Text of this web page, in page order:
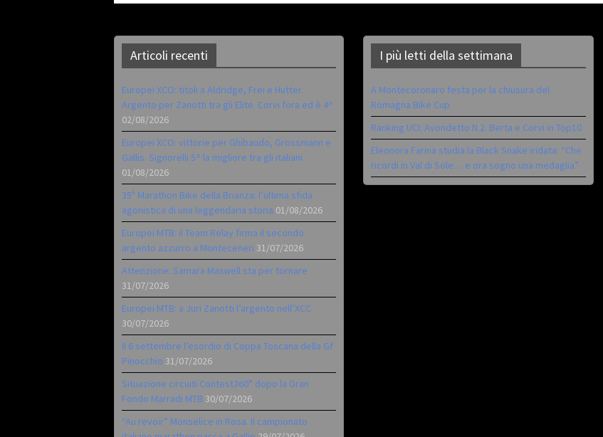
Articoli recenti
Europei XCO: titoli a Aldridge, Frei e Hutter.
Argento per Zanotti tra gli Elite. Corvi fora ed è 4^
02/08/2026
Europei XCO: vittorie per Ghibaudo, Grossmann e
Gallis. Signorelli 5^ la migliore tra gli italiani
01/08/2026
35ª Marathon Bike della Brianza: l’ultima sfida
agonistica di una leggendaria storia 01/08/2026
Europei MTB: il Team Relay firma il secondo
argento azzurro a Monteceneri 31/07/2026
Attenzione: Samara Maxwell sta per tornare
31/07/2026
Europei MTB: a Juri Zanotti l’argento nell’XCC
30/07/2026
Il 6 settembre l’esordio di Coppa Toscana della Gf
Pinocchio 31/07/2026
Situazione circuiti Contest360° dopo la Gran
Fondo Marradi MTB 30/07/2026
“Au revoir” Monselice in Rosa. Il campionato
I più letti della settimana
A Montecoronaro festa per la chiusura del
Romagna Bike Cup
Ranking UCI: Avondetto N.2. Berta e Corvi in Top10
Eleonora Farina studia la Black Snake iridata: “Che
ricordi in Val di Sole… e ora sogno una medaglia”